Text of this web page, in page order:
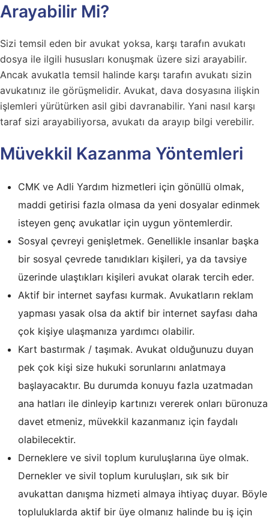
Arayabilir Mi?
Sizi temsil eden bir avukat yoksa, karşı tarafın avukatı
dosya ile ilgili hususları konuşmak üzere sizi arayabilir.
Ancak avukatla temsil halinde karşı tarafın avukatı sizin
avukatınız ile görüşmelidir. Avukat, dava dosyasına ilişkin
işlemleri yürütürken asil gibi davranabilir. Yani nasıl karşı
taraf sizi arayabiliyorsa, avukatı da arayıp bilgi verebilir.
Müvekkil Kazanma Yöntemleri
CMK ve Adli Yardım hizmetleri için gönüllü olmak,
maddi getirisi fazla olmasa da yeni dosyalar edinmek
isteyen genç avukatlar için uygun yöntemlerdir.
Sosyal çevreyi genişletmek. Genellikle insanlar başka
bir sosyal çevrede tanıdıkları kişileri, ya da tavsiye
üzerinde ulaştıkları kişileri avukat olarak tercih eder.
Aktif bir internet sayfası kurmak. Avukatların reklam
yapması yasak olsa da aktif bir internet sayfası daha
çok kişiye ulaşmanıza yardımcı olabilir.
Kart bastırmak / taşımak. Avukat olduğunuzu duyan
pek çok kişi size hukuki sorunlarını anlatmaya
başlayacaktır. Bu durumda konuyu fazla uzatmadan
ana hatları ile dinleyip kartınızı vererek onları büronuza
davet etmeniz, müvekkil kazanmanız için faydalı
olabilecektir.
Derneklere ve sivil toplum kuruluşlarına üye olmak.
Dernekler ve sivil toplum kuruluşları, sık sık bir
avukattan danışma hizmeti almaya ihtiyaç duyar. Böyle
topluluklarda aktif bir üye olmanız halinde bu iş için